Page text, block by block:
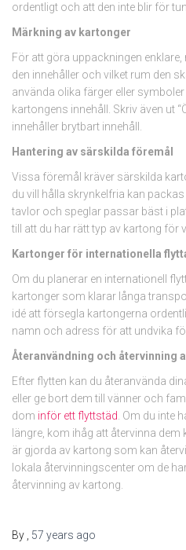
ordentligt och att den inte blir för
Märkning av kartonger
För att göra uppackningen
den innehåller och vilket rum den
använda olika färger eller
kartongens innehåll. Skriv även ut
innehåller brytbart innehåll.
Hantering av särskilda föremål
Vissa föremål kräver särskilda
du vill hålla skrynkelfria kan
tavlor och speglar passar bäst i
till att du har rätt typ av kartong för
Kartonger för internationella
Om du planerar en internationell
kartonger som klarar långa
idé att försegla kartongerna
namn och adress för att undvika
Återanvändning och återvinning
Efter flytten kan du återanvända
eller ge bort dem till vänner och
dom inför ett flyttstäd . Om du inte
längre, kom ihåg att återvinna
är gjorda av kartong som kan
lokala återvinningscenter om de
återvinning av kartong.
By 57 years ago